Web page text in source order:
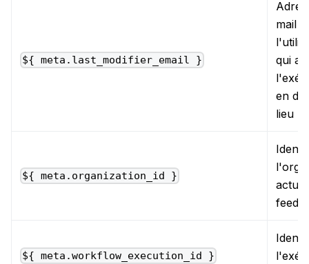
${ meta.last_modifier_email }
mail
qui a
en
lieu
${ meta.organization_id }
feeder
${ meta.workflow_execution_id }